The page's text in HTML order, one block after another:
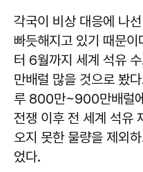
각국이 비상 대응에 나
빠듯해지고 있기 때문
터 6월까지 세계 석유
만배럴 많을 것으로 봤
루 800만~900만배럴
전쟁 이후 전 세계 석유
오지 못한 물량을 제외
었다.